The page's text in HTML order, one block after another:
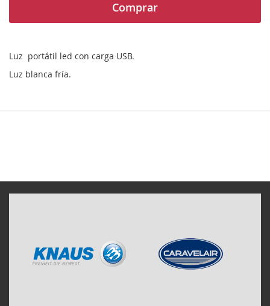
Comprar
Luz portátil led con carga USB.
Luz blanca fría.